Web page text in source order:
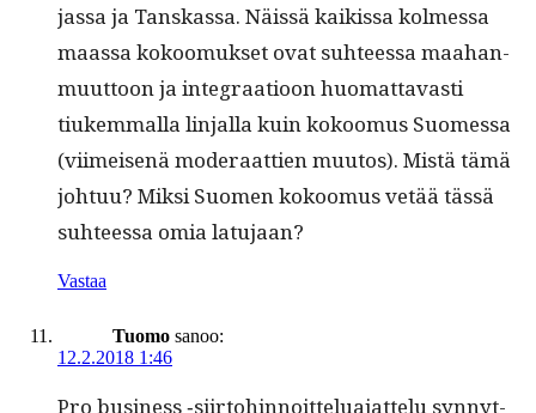
jas­sa ja Tan­skas­sa. Näis­sä kaikissa kolmes­sa
maas­sa kokoomuk­set ovat suh­teessa maa­han­
muut­toon ja inte­graa­tioon huo­mat­tavasti
tiukem­mal­la lin­jal­la kuin kokoomus Suomes­sa
(viimeisenä mod­er­aat­tien muu­tos). Mis­tä tämä
johtuu? Mik­si Suomen kokoomus vetää tässä
suh­teessa omia latujaan?
Vastaa
Tuomo sanoo:
12.2.2018 1:46
Pro busi­ness ‑siir­to­hin­noit­telu­a­jat­telu syn­nyt­